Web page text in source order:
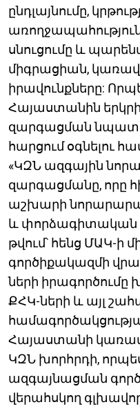
ընդլայնումը,
սնուցումը և
միգրացիան,
իրավունքները:
Հայաստանին
զարգացման
հարցում օգնելու
«ԿԶՆ ազգային
զարգացմանը, որը
աշխարի
և փորձագիտական
թվում՝ հենց ՄԱԿ-ի
գործիքակազմի
ների իրագործումը
ՔՀԿ-ների և այլ
Հայաստանի
ԿԶՆ խորհրդի,
ազգայնացման
վերահսկող